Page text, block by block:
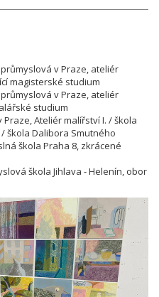
v Praze, ateliér
magisterské studium
v Praze, ateliér
studium
Ateliér malířství I. / škola
škola Dalibora Smutného
škola Praha 8, zkrácené
škola Jihlava - Helenín, obor